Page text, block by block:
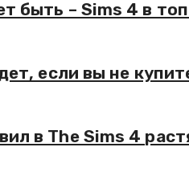
быть – Sims 4 в
если вы не
в The Sims 4